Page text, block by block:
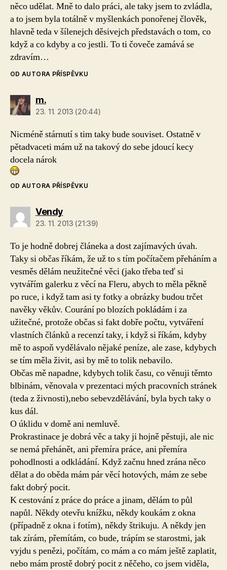
něco udělat. Mně to dalo práci, ale taky jsem to zvládla,
a to jsem byla totálně v myšlenkách ponořenej člověk,
hlavně teda v šílenejch děsivejch představách o tom, co
když a co kdyby a co jestli. To ti čoveče zamává se
zdravím…
OD AUTORA PŘÍSPĚVKU
m.
23. 11. 2013 (20:44)
Nicméně stárnutí s tim taky bude souviset. Ostatně v
pětadvaceti mám už na takový do sebe jdoucí kecy
docela nárok
OD AUTORA PŘÍSPĚVKU
Vendy
23. 11. 2013 (21:39)
To je hodně dobrej článeka a dost zajímavých úvah.
Taky si občas říkám, že už to s tím počítačem přeháním a
vesměs dělám neužitečné věci (jako třeba teď si
vytvářím galerku z věcí na Fleru, abych to měla pěkně
po ruce, i když tam asi ty fotky a obrázky budou trčet
navěky věkův. Courání po blozích pokládám i za
užitečné, protože občas si fakt dobře počtu, vytváření
vlastních článků a recenzí taky, i když si říkám, kdyby
mě to aspoň vydělávalo nějaké peníze, ale zase, kdybych
se tím měla živit, asi by mě to tolik nebavilo.
Občas mě napadne, kdybych tolik času, co věnuji těmto
blbinám, věnovala v prezentaci mých pracovních stránek
(teda z živnosti),nebo sebevzdělávání, byla bych taky o
kus dál.
O úklidu v domě ani nemluvě.
Prokrastinace je dobrá věc a taky ji hojně pěstuji, ale nic
se nemá přehánět, ani přemíra práce, ani přemíra
pohodlnosti a odkládání. Když začnu hned zrána něco
dělat a do oběda mám pár věcí hotových, mám ze sebe
fakt dobrý pocit.
K cestování z práce do práce a jinam, dělám to půl
napůl. Někdy otevřu knížku, někdy koukám z okna
(případně z okna i fotím), někdy štrikuju. A někdy jen
tak zírám, přemítám, co bude, trápím se starostmi, jak
vyjdu s penězi, počítám, co mám a co mám ještě zaplatit,
nebo mám prostě dobrý pocit z něčeho, co jsem viděla,